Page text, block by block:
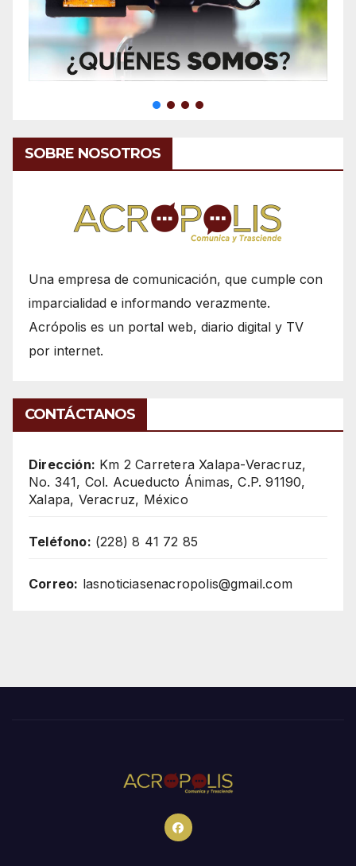
SOBRE NOSOTROS
Una empresa de comunicación, que cumple con
imparcialidad e informando verazmente.
Acrópolis es un portal web, diario digital y TV
por internet.
CONTÁCTANOS
Dirección: Km 2 Carretera Xalapa-Veracruz,
No. 341, Col. Acueducto Ánimas, C.P. 91190,
Xalapa, Veracruz, México
Teléfono: (228) 8 41 72 85
Correo: lasnoticiasenacropolis@gmail.com